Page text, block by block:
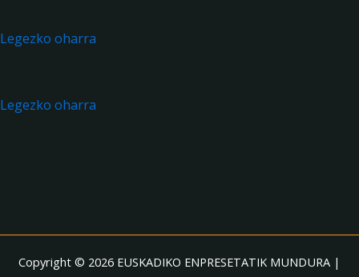
Legezko oharra
Legezko oharra
Copyright © 2026 EUSKADIKO ENPRESETATIK MUNDURA |